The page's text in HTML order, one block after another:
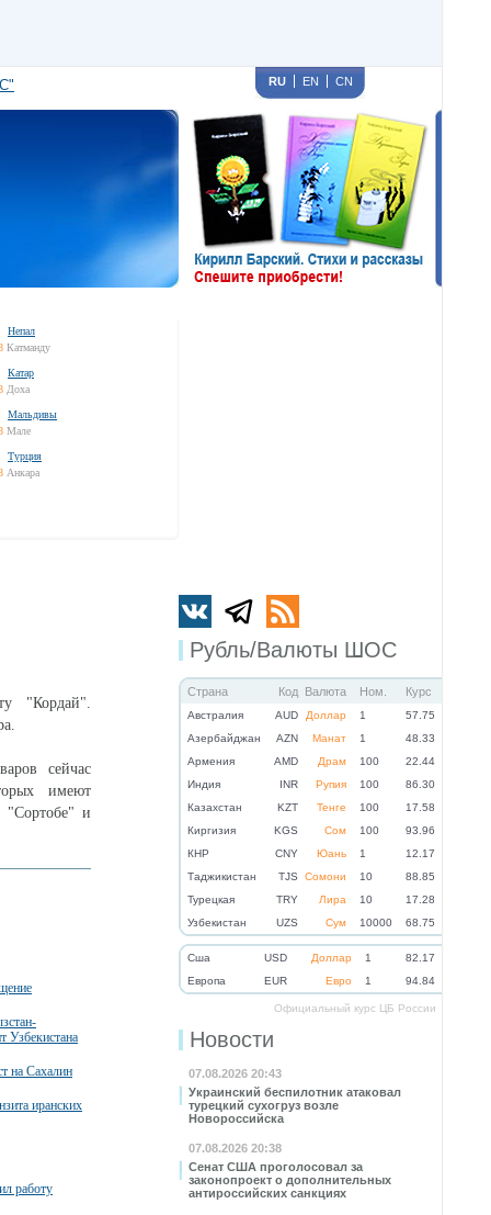
RU EN CN
Непал
Катманду
Катар
Доха
Мальдивы
Мале
Турция
Анкара
Рубль/Валюты ШОС
Страна Код Валюта Ном. Курс
Австралия AUD Доллар 1
57.75
Азербайджан
AZN Манат 1
48.33
Армения
AMD Драм 100
22.44
Индия
INR Рупия 100
86.30
Казахстан
KZT Тенге 100
17.58
Киргизия
KGS Сом 100
93.96
КНР
CNY Юань 1
12.17
Таджикистан
TJS Сомони 10
88.85
Турецкая
TRY Лира 10
17.28
Узбекистан
UZS Сум 10000 68.75
Cша USD Доллар 1
82.17
Eвропа
EUR Евро 1 94.84
Официальный курс ЦБ России
Новости
07.08.2026 20:43
Украинский беспилотник атаковал
турецкий сухогруз возле
Новороссийска
07.08.2026 20:38
Сенат США проголосовал за
законопроект о дополнительных
антироссийских санкциях
"Кордай".
сейчас
имеют
"Сортобе" и
Узбекистана
на Сахалин
иранских
работу